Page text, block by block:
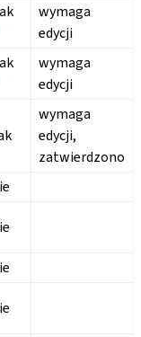
wymaga
edycji
wymaga
edycji
wymaga
edycji,
zatwierdzono